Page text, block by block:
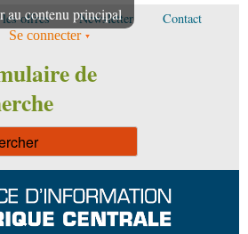
au contenu principal
offres Newsletter Contact
Se connecter
de